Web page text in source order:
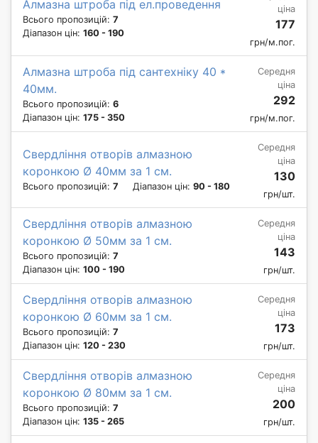
Алмазна штроба під ел.проведення
Всього пропозицій: 7
Діапазон цін: 160 - 190
ціна
177
грн/м.пог.
Алмазна штроба під сантехніку 40 *
40мм.
Всього пропозицій: 6
Діапазон цін: 175 - 350
Середня
ціна
292
грн/м.пог.
Свердління отворів алмазною
коронкою Ø 40мм за 1 см.
Всього пропозицій: 7 Діапазон цін: 90 - 180
Середня
ціна
130
грн/шт.
Свердління отворів алмазною
коронкою Ø 50мм за 1 см.
Всього пропозицій: 7
Діапазон цін: 100 - 190
Середня
ціна
143
грн/шт.
Свердління отворів алмазною
коронкою Ø 60мм за 1 см.
Всього пропозицій: 7
Діапазон цін: 120 - 230
Середня
ціна
173
грн/шт.
Свердління отворів алмазною
коронкою Ø 80мм за 1 см.
Всього пропозицій: 7
Діапазон цін: 135 - 265
Середня
ціна
200
грн/шт.